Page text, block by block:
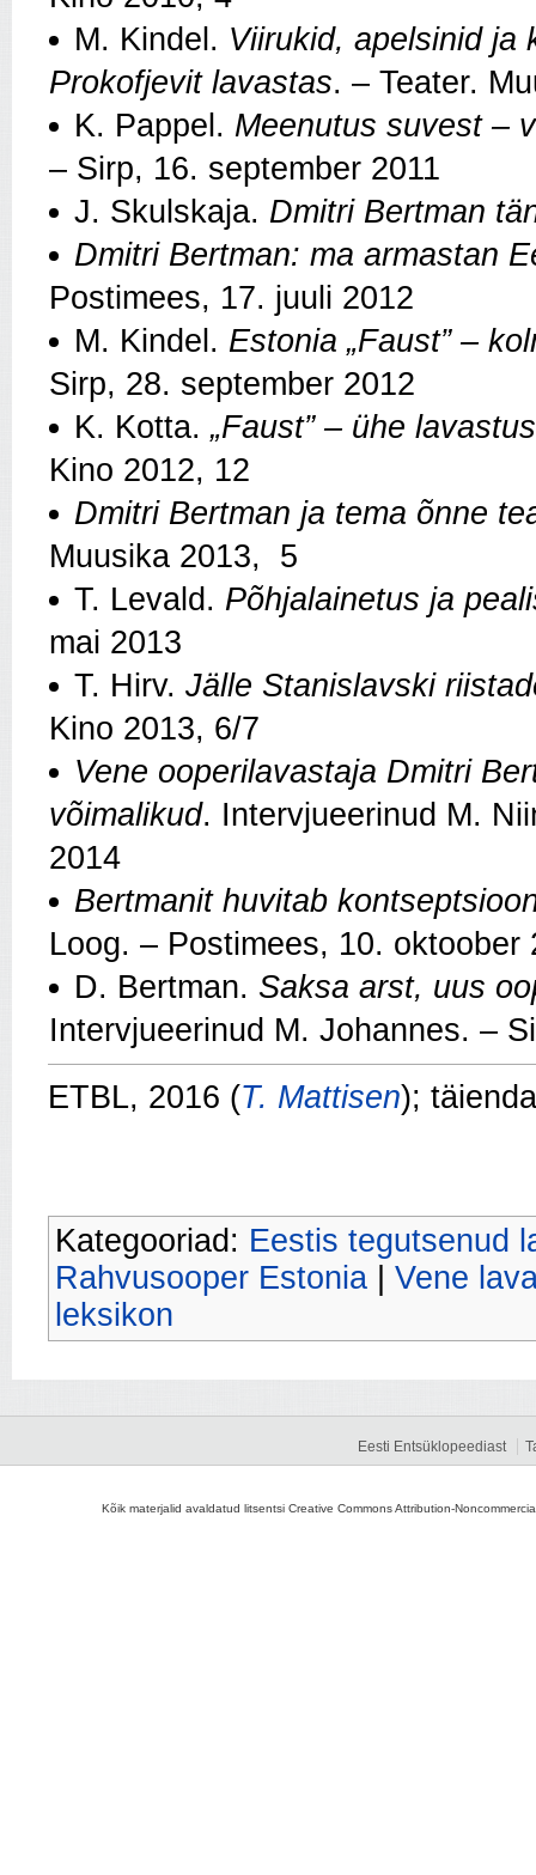
M. Kindel. Viirukid, apelsinid ja
Prokofjevit lavastas. – Teater.
K. Pappel. Meenutus suvest –
– Sirp, 16. september 2011
J. Skulskaja. Dmitri Bertman
Dmitri Bertman: ma armastan
Postimees, 17. juuli 2012
M. Kindel. Estonia „Faust” –
Sirp, 28. september 2012
K. Kotta. „Faust” – ühe
Kino 2012, 12
Dmitri Bertman ja tema õnne
Muusika 2013, 5
T. Levald. Põhjalainetus ja
mai 2013
T. Hirv. Jälle Stanislavski
Kino 2013, 6/7
Vene ooperilavastaja Dmitri
võimalikud. Intervjueerinud M.
2014
Bertmanit huvitab
Loog. – Postimees, 10. oktoober
D. Bertman. Saksa arst, uus
Intervjueerinud M. Johannes. –
ETBL, 2016 (T. Mattisen);
Kategooriad: Eestis tegutsenud
Rahvusooper Estonia
Vene
leksikon
Eesti Entsüklopeediast
Kõik materjalid avaldatud litsentsi Creative Commons Attribution-